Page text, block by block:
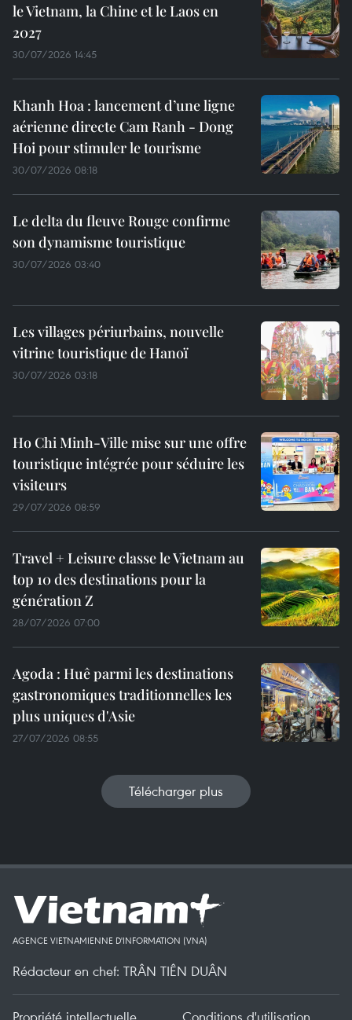
le Vietnam, la Chine et le Laos en
2027
30/07/2026 14:45
Khanh Hoa : lancement d’une ligne
aérienne directe Cam Ranh - Dong
Hoi pour stimuler le tourisme
30/07/2026 08:18
Le delta du fleuve Rouge confirme
son dynamisme touristique
30/07/2026 03:40
Les villages périurbains, nouvelle
vitrine touristique de Hanoï
30/07/2026 03:18
Ho Chi Minh-Ville mise sur une offre
touristique intégrée pour séduire les
visiteurs
29/07/2026 08:59
Travel + Leisure classe le Vietnam au
top 10 des destinations pour la
génération Z
28/07/2026 07:00
Agoda : Huê parmi les destinations
gastronomiques traditionnelles les
plus uniques d'Asie
27/07/2026 08:55
Télécharger plus
AGENCE VIETNAMIENNE D'INFORMATION (VNA)
Rédacteur en chef: TRÂN TIÊN DUÂN
Propriété intellectuelle Conditions d'utilisation